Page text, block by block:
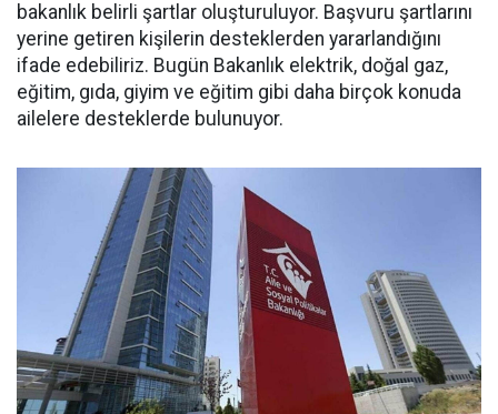
bakanlık belirli şartlar oluşturuluyor. Başvuru şartlarını
yerine getiren kişilerin desteklerden yararlandığını
ifade edebiliriz. Bugün Bakanlık elektrik, doğal gaz,
eğitim, gıda, giyim ve eğitim gibi daha birçok konuda
ailelere desteklerde bulunuyor.